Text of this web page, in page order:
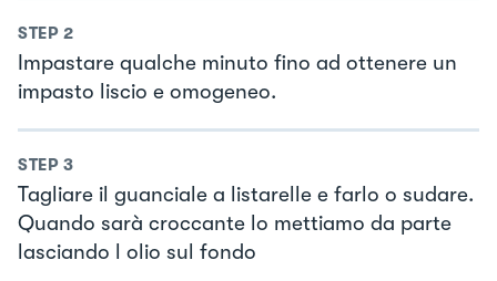
STEP 2
Impastare qualche minuto fino ad ottenere un
impasto liscio e omogeneo.
STEP 3
Tagliare il guanciale a listarelle e farlo o sudare.
Quando sarà croccante lo mettiamo da parte
lasciando l olio sul fondo